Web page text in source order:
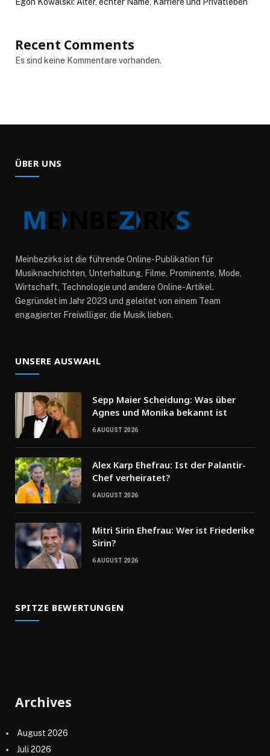
Recent Comments
Es sind keine Kommentare vorhanden.
ÜBER UNS
Meinbezirks ist die führende Online-Publikation für
Musiknachrichten, Unterhaltung, Filme, Prominente, Mode,
Wirtschaft, Technologie und andere Online-Artikel.
Gegründet im Jahr 2023 und geleitet von einem Team
engagierter Freiwilliger, die Musik lieben.
UNSERE AUSWAHL
Sepp Maier Scheidung: Was über
Agnes und Monika bekannt ist
6 AUGUST 2026
Alex Karp Ehefrau: Ist der Palantir-
Chef verheiratet?
6 AUGUST 2026
Mitri Sirin Ehefrau: Wer ist Friederike
Sirin?
6 AUGUST 2026
SPITZE BEWERTUNGEN
Archives
August 2026
Juli 2026